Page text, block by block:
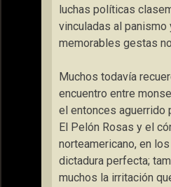
luchas políticas
vinculadas al panismo
memorables gestas
Muchos todavía
encuentro entre
el entonces aguerrido
El Pelón Rosas y el
norteamericano, en
dictadura perfecta;
muchos la irritación